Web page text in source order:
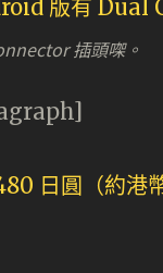
插頭㗎。